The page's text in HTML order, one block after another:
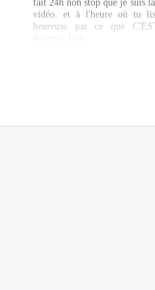
fait 24h non stop que je suis
vidéo. et à l'heure où tu lis
heureuse par ce que